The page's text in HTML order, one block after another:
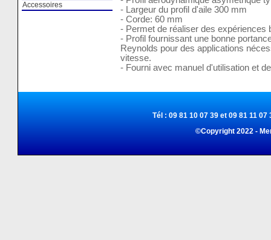
Accessoires
- Largeur du profil d'aile 300 mm
- Corde: 60 mm
- Permet de réaliser des expériences
- Profil fournissant une bonne
Reynolds pour des applications
vitesse.
- Fourni avec manuel d'utilisation et
Tél : 09 81 10 07 39 et 09 81 11
©Copyright 2022 -